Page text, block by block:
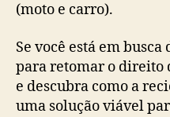
(moto e carro).
Se você está em
para retomar o
e descubra como a
uma solução viável